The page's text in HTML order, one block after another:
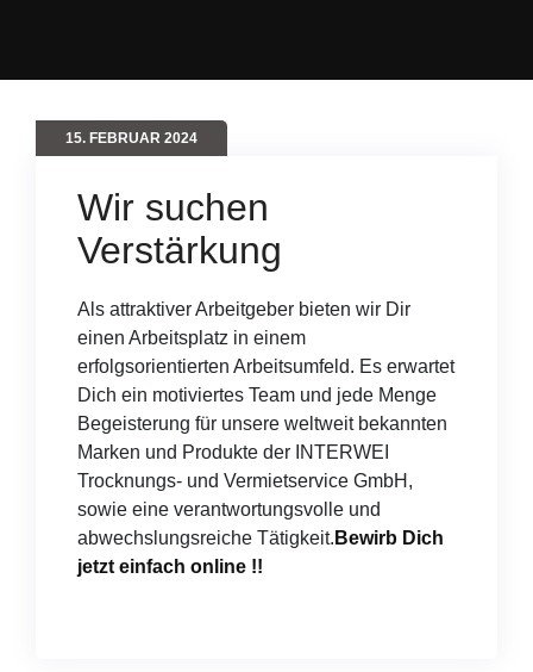
15. FEBRUAR 2024
Wir suchen
Verstärkung
Als attraktiver Arbeitgeber bieten wir Dir
einen Arbeitsplatz in einem
erfolgsorientierten Arbeitsumfeld. Es erwartet
Dich ein motiviertes Team und jede Menge
Begeisterung für unsere weltweit bekannten
Marken und Produkte der INTERWEI
Trocknungs- und Vermietservice GmbH,
sowie eine verantwortungsvolle und
abwechslungsreiche Tätigkeit. Bewirb Dich
jetzt einfach online !!